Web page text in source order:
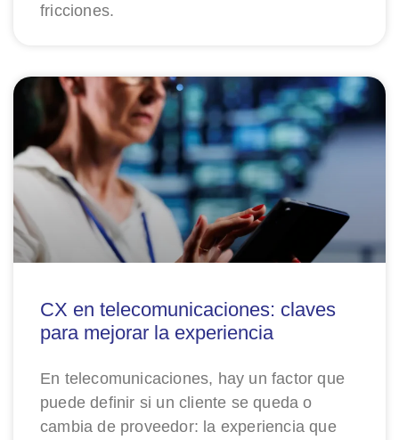
fricciones.
CX en telecomunicaciones: claves
para mejorar la experiencia
En telecomunicaciones, hay un factor que
puede definir si un cliente se queda o
cambia de proveedor: la experiencia que